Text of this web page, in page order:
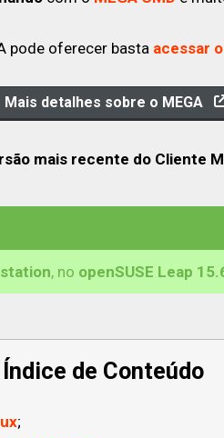
pode oferecer basta acessar
Mais detalhes sobre o MEGA
mais recente do Cliente
, no openSUSE Leap
Índice de Conteúdo
;